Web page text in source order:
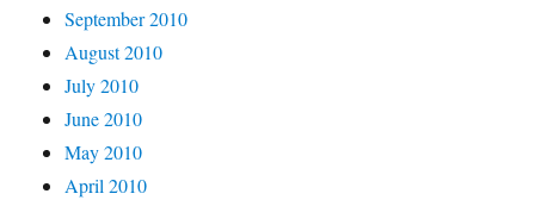
September 2010
August 2010
July 2010
June 2010
May 2010
April 2010